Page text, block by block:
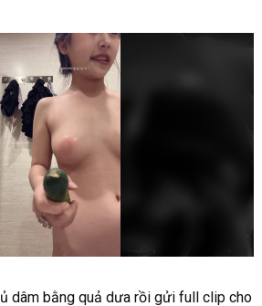
dâm bằng quả dưa rồi gửi full clip cho